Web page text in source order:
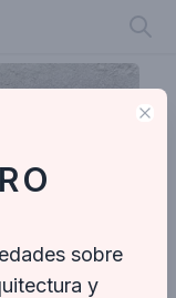
sobre
y